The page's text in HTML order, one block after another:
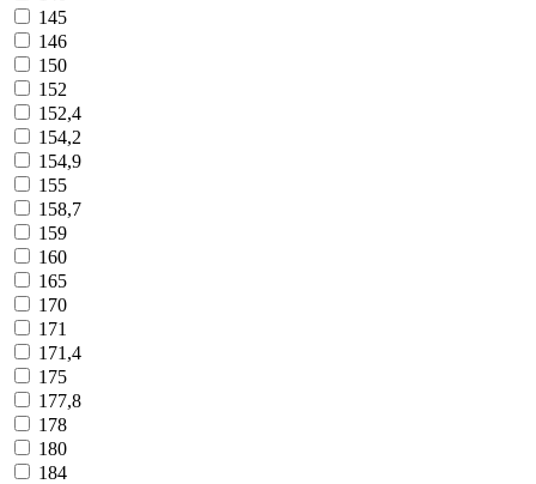
145
146
150
152
152,4
154,2
154,9
155
158,7
159
160
165
170
171
171,4
175
177,8
178
180
184